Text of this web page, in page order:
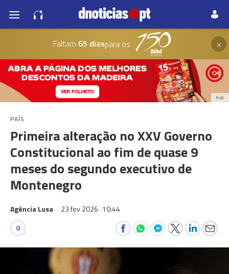
Faltam 65 diaspara os ×
PUB
PAÍS
Primeira alteração no XXV Governo
Constitucional ao fim de quase 9
meses do segundo executivo de
Montenegro
Agência Lusa 23 fev 2026 10:44
0